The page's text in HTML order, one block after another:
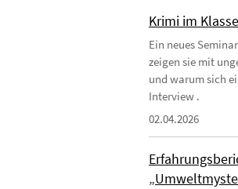
Krimi im
Ein neues
zeigen sie mit
und warum sich
Interview .
02.04.2026